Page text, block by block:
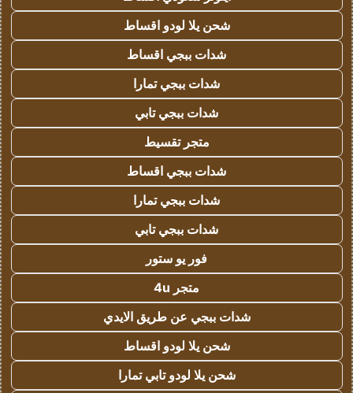
شحن يلا لودو اقساط
شدات ببجي اقساط
شدات ببجي تمارا
شدات ببجي تابي
متجر تقسيط
شدات ببجي اقساط
شدات ببجي تمارا
شدات ببجي تابي
فور يو ستور
متجر 4u
شدات ببجي عن طريق الايدي
شحن يلا لودو اقساط
شحن يلا لودو تابي تمارا